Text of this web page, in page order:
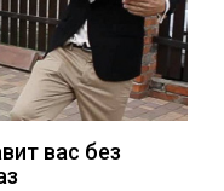
вас без